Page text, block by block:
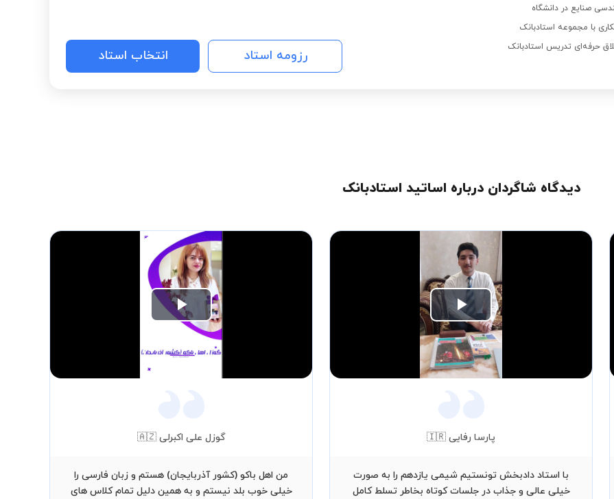
با مجموعه استادبانک
حرفه‌ای تدریس استادبانک
رزومه استاد انتخاب استاد
دیدگاه شاگردان درباره اساتید استادبانک
Play
Video
پارسا رفایی 🇮🇷
با استاد دادبخش تونستیم شیمی یازدهم را به صورت
خیلی عالی و جذاب در جلسات کوتاه بخاطر تسلط کامل
Play
Video
گوزل علی اکبرلی 🇦🇿
من اهل باکو (کشور آذربایجان) هستم و زبان فارسی را
خیلی خوب بلد نیستم و به همین دلیل تمام کلاس های